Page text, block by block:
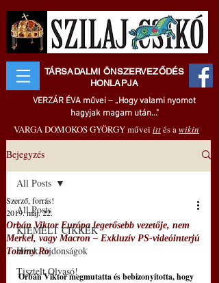
TÁRSADALMI ÖNSZERVEZŐDÉS
HONLAPJA
VERZÁR ÉVA művei – „Hogy valami nyomot
hagyjak magam után..."
VARGA DOMOKOS GYÖRGY művei ittés awikin
Bejegyzés
All Posts
KIEMELT CIKKEK
Hírek, újdonságok
Tisztelt Olvasó!
All Posts
Orbán Viktor Európa legerősebb vezetője, nem
Merkel, vagy Macron – Exkluzív PS-videóinterjú
Tommy Ro
Szerző, forrás!
2019. máj. 22.
Orbán Viktor megmutatta és bebizonyította, hogy